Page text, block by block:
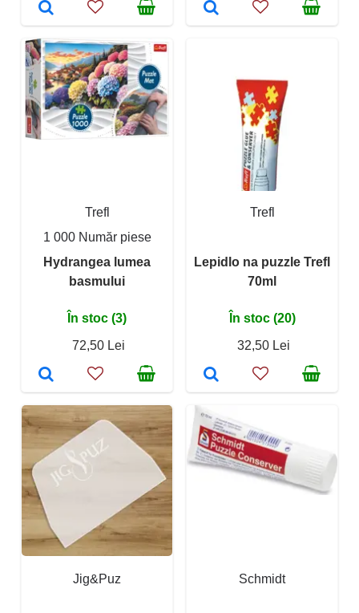
Trefl
1 000 Număr piese
Hydrangea lumea
basmului
În stoc (3)
72,50 Lei
Trefl
Lepidlo na puzzle Trefl
70ml
În stoc (20)
32,50 Lei
Jig&Puz Schmidt